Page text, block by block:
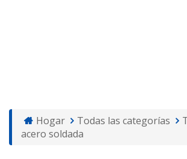
Hogar Todas las categorías
acero soldada